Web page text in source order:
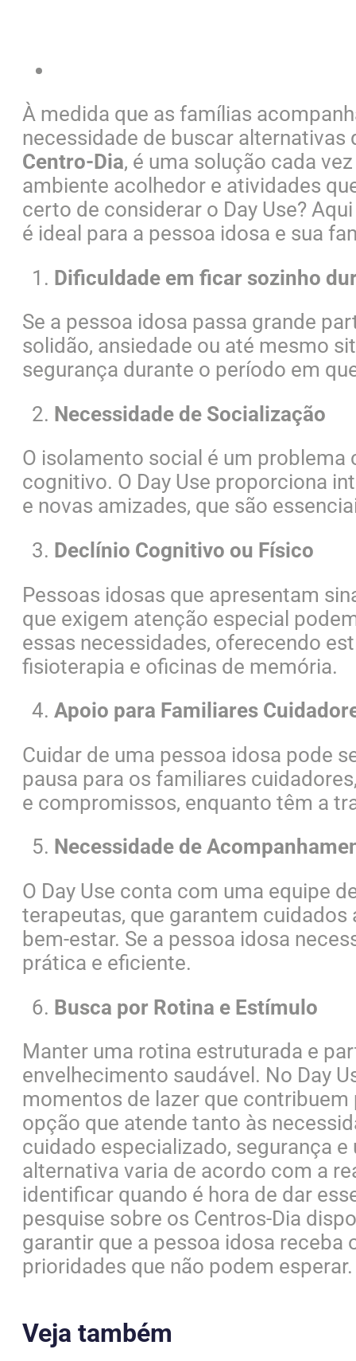
À medida que as famílias
necessidade de buscar
Centro-Dia, é uma solução cada
ambiente acolhedor e atividades
certo de considerar o Day Use?
é ideal para a pessoa idosa e sua
Dificuldade em ficar sozinho
Se a pessoa idosa passa grande
solidão, ansiedade ou até mesmo
segurança durante o período em
Necessidade de Socialização
O isolamento social é um
cognitivo. O Day Use proporciona
e novas amizades, que são
Declínio Cognitivo ou Físico
Pessoas idosas que apresentam
que exigem atenção especial
essas necessidades, oferecendo
fisioterapia e oficinas de memória.
Apoio para Familiares
Cuidar de uma pessoa idosa pode
pausa para os familiares
e compromissos, enquanto têm a
Necessidade de
O Day Use conta com uma equipe
terapeutas, que garantem
bem-estar. Se a pessoa idosa
prática e eficiente.
Busca por Rotina e Estímulo
Manter uma rotina estruturada e
envelhecimento saudável. No Day
momentos de lazer que
opção que atende tanto às
cuidado especializado, segurança
alternativa varia de acordo com a
identificar quando é hora de dar
pesquise sobre os Centros-Dia
garantir que a pessoa idosa receba
prioridades que não podem esperar.
Veja também